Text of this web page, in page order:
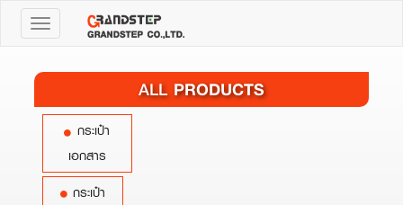
Toggle
ALL PRODUCTS
กระเป๋า
เอกสาร
กระเป๋า